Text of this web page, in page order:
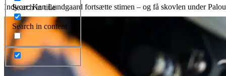
Search in title
Search in content
Indycar: Kan Lundgaard fortsætte stimen – og få skovlen under